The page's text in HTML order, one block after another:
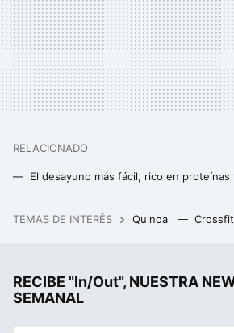
RELACIONADO
TEMAS DE INTERÉS Quinoa Crossfit
RECIBE "In/Out", NUESTRA
SEMANAL